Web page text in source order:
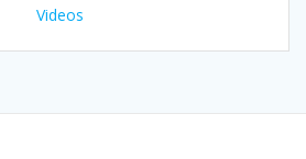
Videos